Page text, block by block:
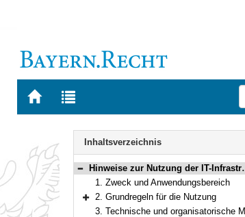
Zur
BAYERN.RECHT
Zur
letzten
Navigation
Inhaltsverzeichnis
Bereich reduzieren
Hinweise zur Nutzung der IT-Infrastruktur und des Internetzugangs an Schulen
1. Zweck und Anwendungsbereich
Bereich erweitern
2. Grundregeln für die Nutzung
3. Technische und organisatorische Maßnahmen